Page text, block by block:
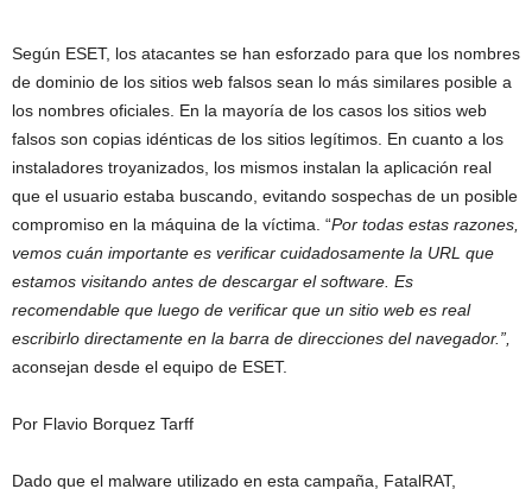
Según ESET, los atacantes se han esforzado para que los nombres
de dominio de los sitios web falsos sean lo más similares posible a
los nombres oficiales. En la mayoría de los casos los sitios web
falsos son copias idénticas de los sitios legítimos. En cuanto a los
instaladores troyanizados, los mismos instalan la aplicación real
que el usuario estaba buscando, evitando sospechas de un posible
compromiso en la máquina de la víctima. “Por todas estas razones,
vemos cuán importante es verificar cuidadosamente la URL que
estamos visitando antes de descargar el software. Es
recomendable que luego de verificar que un sitio web es real
escribirlo directamente en la barra de direcciones del navegador.”,
aconsejan desde el equipo de ESET.
Por Flavio Borquez Tarff
Dado que el malware utilizado en esta campaña, FatalRAT,